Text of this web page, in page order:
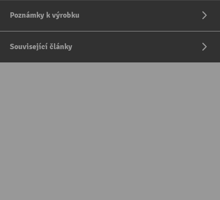
Poznámky k výrobku
Související články